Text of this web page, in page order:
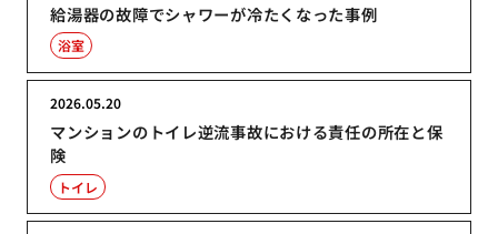
給湯器の故障でシャワーが冷たくなった事例
浴室
マンションのトイレ逆流事故における責任の所在と保
険
2026.05.20
トイレ